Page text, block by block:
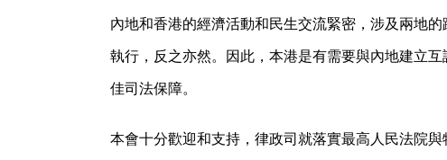
內地和香港的經濟活動和民生交流緊密，涉及兩地
執行，反之亦然。因此，本港是有需要與內地建立
佳司法保障。
本會十分歡迎和支持，律政司就落實最高人民法院